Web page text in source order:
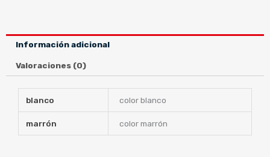
cantidad
Información adicional
Valoraciones (0)
blanco color blanco
marrón color marrón